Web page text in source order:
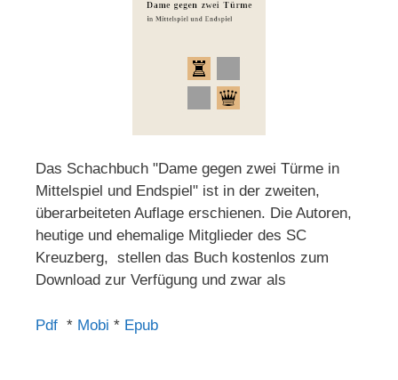
Das Schachbuch "Dame gegen zwei Türme in
Mittelspiel und Endspiel" ist in der zweiten,
überarbeiteten Auflage erschienen. Die Autoren,
heutige und ehemalige Mitglieder des SC
Kreuzberg, stellen das Buch kostenlos zum
Download zur Verfügung und zwar als
Pdf * Mobi * Epub